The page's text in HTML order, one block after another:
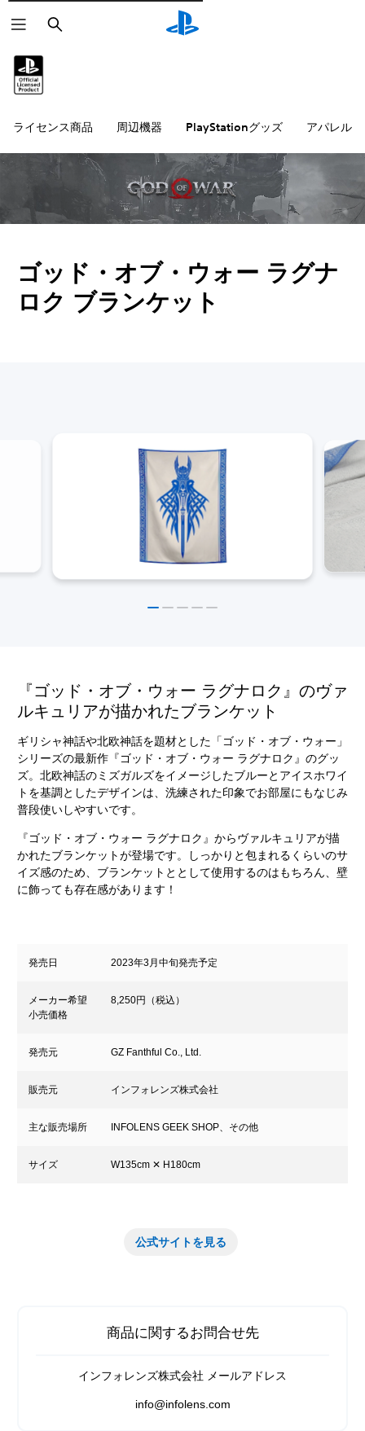
検
索
ライセンス商品 周辺機器 PlayStationグッズ アパレル
ゴッド・オブ・ウォー ラグナ
ロク ブランケット
『ゴッド・オブ・ウォー ラグナロク』のヴァ
ルキュリアが描かれたブランケット
ギリシャ神話や北欧神話を題材とした「ゴッド・オブ・ウォー」
シリーズの最新作『ゴッド・オブ・ウォー ラグナロク』のグッ
ズ。北欧神話のミズガルズをイメージしたブルーとアイスホワイ
トを基調としたデザインは、洗練された印象でお部屋にもなじみ
普段使いしやすいです。
『ゴッド・オブ・ウォー ラグナロク』からヴァルキュリアが描
かれたブランケットが登場です。しっかりと包まれるくらいのサ
イズ感のため、ブランケットととして使用するのはもちろん、壁
に飾っても存在感があります！
発売日 2023年3月中旬発売予定
メーカー希望
小売価格
8,250円（税込）
発売元 GZ Fanthful Co., Ltd.
販売元 インフォレンズ株式会社
主な販売場所 INFOLENS GEEK SHOP、その他
サイズ W135cm ✕ H180cm
公式サイトを見る
商品に関するお問合せ先
インフォレンズ株式会社 メールアドレス
info@infolens.com